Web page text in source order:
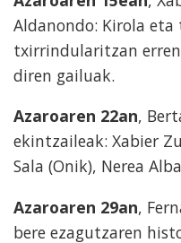
Aldanondo: Kirola eta
txirrindularitzan
diren gailuak.
Azaroaren 22an,
ekintzaileak: Xabier
Sala (Onik), Nerea
Azaroaren 29an,
bere ezagutzaren